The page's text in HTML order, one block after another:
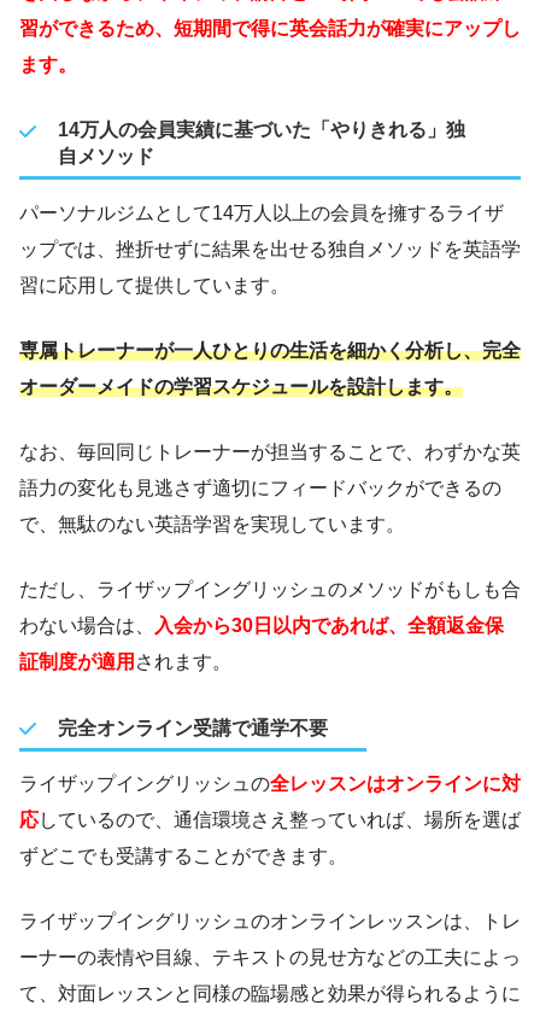
習ができるため、短期間で得に英会話力が確実にアップし
ます。
14万人の会員実績に基づいた「やりきれる」独
自メソッド
パーソナルジムとして14万人以上の会員を擁するライザ
ップでは、挫折せずに結果を出せる独自メソッドを英語学
習に応用して提供しています。
専属トレーナーが一人ひとりの生活を細かく分析し、完全
オーダーメイドの学習スケジュールを設計します。
なお、毎回同じトレーナーが担当することで、わずかな英
語力の変化も見逃さず適切にフィードバックができるの
で、無駄のない英語学習を実現しています。
ただし、ライザップイングリッシュのメソッドがもしも合
わない場合は、
入会から30日以内であれば、全額返金保
証制度が適用 されます。
完全オンライン受講で通学不要
ライザップイングリッシュの全レッスンはオンラインに対
応しているので、通信環境さえ整っていれば、場所を選ば
ずどこでも受講することができます。
ライザップイングリッシュのオンラインレッスンは、トレ
ーナーの表情や目線、テキストの見せ方などの工夫によっ
て、対面レッスンと同様の臨場感と効果が得られるように